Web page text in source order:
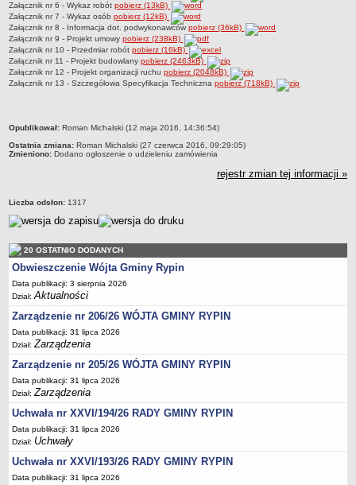
(RIPOK)
Punkt Selektywnej Zbiórki Odpadów (PSZOK)
Rejestr działalności regulowanej
Wykaz podmiotów posiadających zezwolenie na prowadzenie
działalności w zakresie opróżniania zbiorników bezodpływowych lub
Prognozy oddziaływania na środowisko
Opracowania ekofizjograficzne
Analiza stanu gospodarki odpadami komunalnymi
Woda i ścieki
Informacja o punktach zbierania odpadów folii, sznurka oraz opon,
powstających w gospodarstwach rolnych
INFORMACJE O ODBIORZE I ZAGOSPODAROWANIU
ODPADÓW KOMUNALNYCH NA TERENIE GMINY RYPIN ORAZ
OSIĄGNIĘTE PRZEZ GMINĘ POZIOMY RECYKLINGU
OŚWIADCZENIA MAJĄTKOWE
Wójt
Sekretarz
Skarbnik
Kierownik GOPS w Rypinie, Kierownicy jednostek organizacyjnych,
Dyrektor Gminnej Biblioteki Publicznej w Kowalkach
Wzór oświadczenia majątkowego
Załącznik nr 6 - Wykaz robótpobierz (13kB)
Załącznik nr 7 - Wykaz osóbpobierz (12kB)
Załącznik nr 8 - Informacja dot. podwykonawcówpobierz (36kB)
Załącznik nr 9 - Projekt umowypobierz (238kB)
Załącznik nr 10 - Przedmiar robótpobierz (16kB)
Załącznik nr 11 - Projekt budowlanypobierz (2463kB)
Załącznik nr 12 - Projekt organizacji ruchupobierz (2048kB)
Załącznik nr 13 - Szczegółowa Specyfikacja Technicznapobierz (718kB)
metryczka
Opublikował: Roman Michalski (12 maja 2016, 14:36:54)
Ostatnia zmiana: Roman Michalski (27 czerwca 2016, 09:29:05)
Zmieniono: Dodano ogłoszenie o udzieleniu zamówienia
rejestr zmian tej informacji »
Liczba odsłon: 1317
20 OSTATNIO DODANYCH
Obwieszczenie Wójta Gminy Rypin
Data publikacji: 3 sierpnia 2026
Dział:Aktualności
Zarządzenie nr 206/26 WÓJTA GMINY RYPIN
Data publikacji: 31 lipca 2026
Dział:Zarządzenia
Zarządzenie nr 205/26 WÓJTA GMINY RYPIN
Data publikacji: 31 lipca 2026
Dział:Zarządzenia
Uchwała nr XXVI/194/26 RADY GMINY RYPIN
Data publikacji: 31 lipca 2026
Dział: Uchwały
Uchwała nr XXVI/193/26 RADY GMINY RYPIN
Data publikacji: 31 lipca 2026